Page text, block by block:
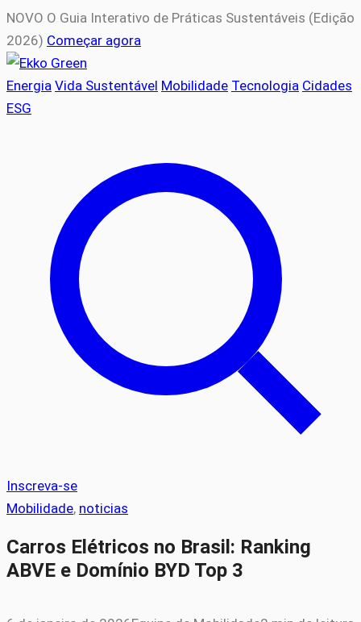
NOVO O Guia Interativo de Práticas Sustentáveis (Edição
2026) Começar agora
Energia Vida Sustentável Mobilidade Tecnologia Cidades
ESG
Inscreva-se
Mobilidade, noticias
Carros Elétricos no Brasil: Ranking
ABVE e Domínio BYD Top 3